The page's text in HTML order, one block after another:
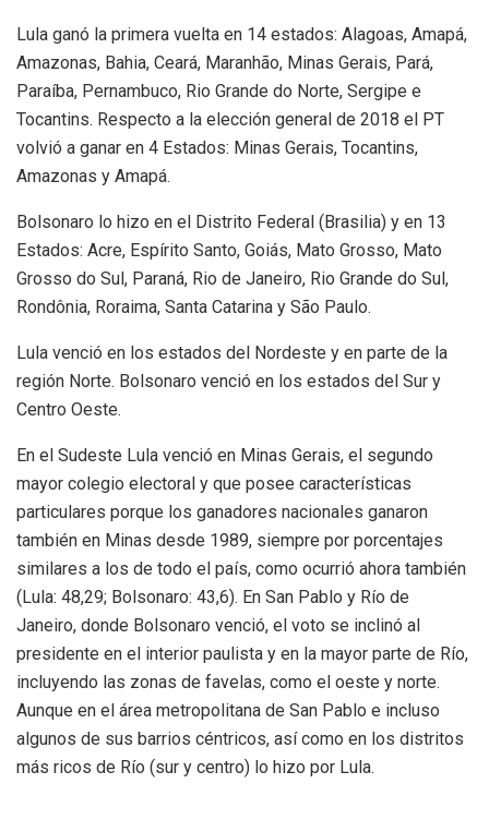
Lula ganó la primera vuelta en 14 estados: Alagoas, Amapá,
Amazonas, Bahia, Ceará, Maranhão, Minas Gerais, Pará,
Paraíba, Pernambuco, Rio Grande do Norte, Sergipe e
Tocantins. Respecto a la elección general de 2018 el PT
volvió a ganar en 4 Estados: Minas Gerais, Tocantins,
Amazonas y Amapá.
Bolsonaro lo hizo en el Distrito Federal (Brasilia) y en 13
Estados: Acre, Espírito Santo, Goiás, Mato Grosso, Mato
Grosso do Sul, Paraná, Rio de Janeiro, Rio Grande do Sul,
Rondônia, Roraima, Santa Catarina y São Paulo.
Lula venció en los estados del Nordeste y en parte de la
región Norte. Bolsonaro venció en los estados del Sur y
Centro Oeste.
En el Sudeste Lula venció en Minas Gerais, el segundo
mayor colegio electoral y que posee características
particulares porque los ganadores nacionales ganaron
también en Minas desde 1989, siempre por porcentajes
similares a los de todo el país, como ocurrió ahora también
(Lula: 48,29; Bolsonaro: 43,6). En San Pablo y Río de
Janeiro, donde Bolsonaro venció, el voto se inclinó al
presidente en el interior paulista y en la mayor parte de Río,
incluyendo las zonas de favelas, como el oeste y norte.
Aunque en el área metropolitana de San Pablo e incluso
algunos de sus barrios céntricos, así como en los distritos
más ricos de Río (sur y centro) lo hizo por Lula.